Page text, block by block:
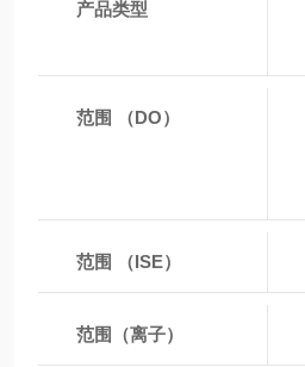
产品类型
范围 （DO）
范围 （ISE）
范围（离子）